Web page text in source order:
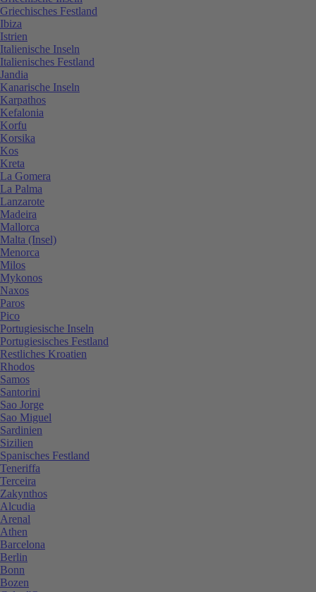
Griechisches Festland
Ibiza
Istrien
Italienische Inseln
Italienisches Festland
Jandia
Kanarische Inseln
Karpathos
Kefalonia
Korfu
Korsika
Kos
Kreta
La Gomera
La Palma
Lanzarote
Madeira
Mallorca
Malta (Insel)
Menorca
Milos
Mykonos
Naxos
Paros
Pico
Portugiesische Inseln
Portugiesisches Festland
Restliches Kroatien
Rhodos
Samos
Santorini
Sao Jorge
Sao Miguel
Sardinien
Sizilien
Spanisches Festland
Teneriffa
Terceira
Zakynthos
Alcudia
Arenal
Athen
Barcelona
Berlin
Bonn
Bozen